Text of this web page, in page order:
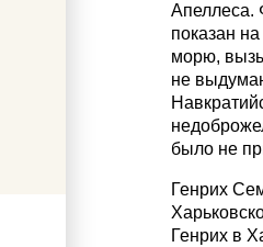
Апеллеса.
показан
морю,
не
было не
Генрих
Генрих в